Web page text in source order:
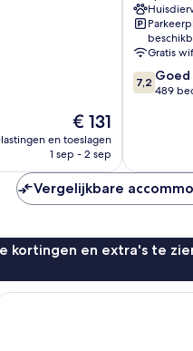
De
prijs
is
€ 131
en toeslagen
1 sep - 2 sep
Spa
Facilities
Gratis
7.2
van
7,2 Goed
489
Vergelijkbare
kortingen en extra's te